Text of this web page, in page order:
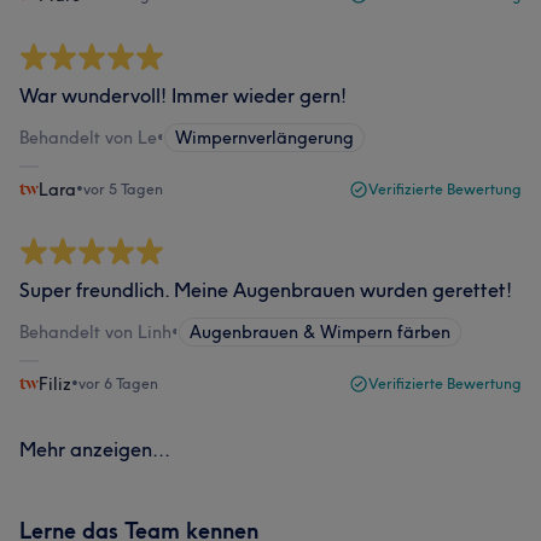
War wundervoll! Immer wieder gern!
Behandelt von Le• Wimpernverlängerung
Lara•vor 5 Tagen Verifizierte Bewertung
Super freundlich. Meine Augenbrauen wurden gerettet!
Behandelt von Linh• Augenbrauen & Wimpern färben
Filiz•vor 6 Tagen Verifizierte Bewertung
Mehr anzeigen...
Lerne das Team kennen